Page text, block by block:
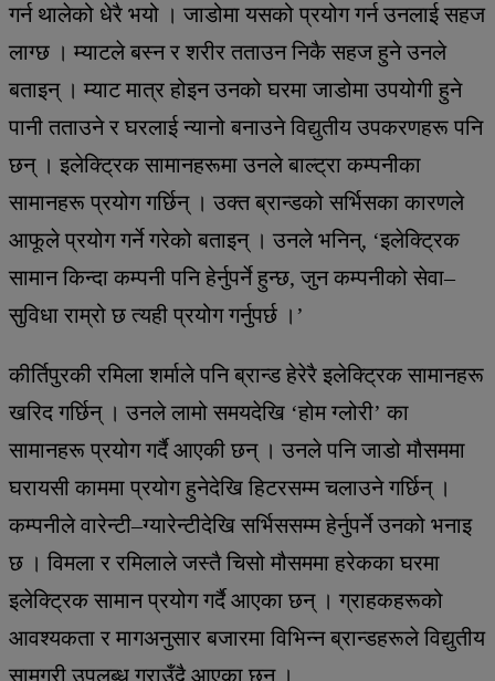
गर्न थालेको धेरै भयो । जाडोमा यसको प्रयोग गर्न उनलाई सहज
लाग्छ । म्याटले बस्न र शरीर तताउन निकै सहज हुने उनले
बताइन् । म्याट मात्र होइन उनको घरमा जाडोमा उपयोगी हुने
पानी तताउने र घरलाई न्यानो बनाउने विद्युतीय उपकरणहरू पनि
छन् । इलेक्ट्रिक सामानहरूमा उनले बाल्ट्रा कम्पनीका
सामानहरू प्रयोग गर्छिन् । उक्त ब्रान्डको सर्भिसका कारणले
आफूले प्रयोग गर्ने गरेको बताइन् । उनले भनिन्, ‘इलेक्ट्रिक
सामान किन्दा कम्पनी पनि हेर्नुपर्ने हुन्छ, जुन कम्पनीको सेवा–
सुविधा राम्रो छ त्यही प्रयोग गर्नुपर्छ ।’
कीर्तिपुरकी रमिला शर्माले पनि ब्रान्ड हेरेरै इलेक्ट्रिक सामानहरू
खरिद गर्छिन् । उनले लामो समयदेखि ‘होम ग्लोरी’ का
सामानहरू प्रयोग गर्दै आएकी छन् । उनले पनि जाडो मौसममा
घरायसी काममा प्रयोग हुनेदेखि हिटरसम्म चलाउने गर्छिन् ।
कम्पनीले वारेन्टी–ग्यारेन्टीदेखि सर्भिससम्म हेर्नुपर्ने उनको भनाइ
छ । विमला र रमिलाले जस्तै चिसो मौसममा हरेकका घरमा
इलेक्ट्रिक सामान प्रयोग गर्दै आएका छन् । ग्राहकहरूको
आवश्यकता र मागअनुसार बजारमा विभिन्न ब्रान्डहरूले विद्युतीय
सामग्री उपलब्ध गराउँदै आएका छन् ।